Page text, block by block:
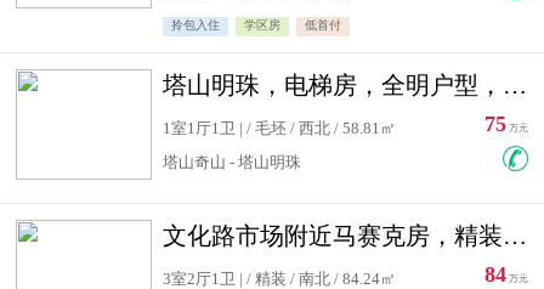
拎包入住 学区房 低首付
塔山明珠，电梯房，全明户型，视野好，毛坯房，看房有钥匙
1室1厅1卫 | / 毛坯 / 西北 / 58.81㎡
塔山奇山 - 塔山明珠
75 万元
文化路市场附近马赛克房，精装修三居室，南北通透，实用面积大
3室2厅1卫 | / 精装 / 南北 / 84.24㎡
84 万元